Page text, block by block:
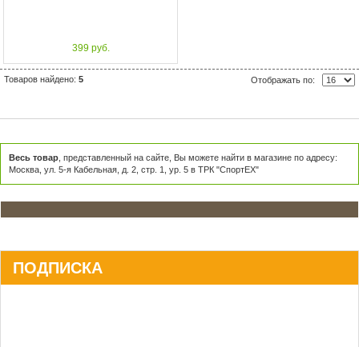
399 руб.
Товаров найдено: 5 Отображать по:
Весь товар , представленный на сайте, Вы можете найти в магазине по адресу:
Москва, ул. 5-я Кабельная, д. 2, стр. 1, ур. 5 в ТРК "СпортЕХ"
ПОДПИСКА